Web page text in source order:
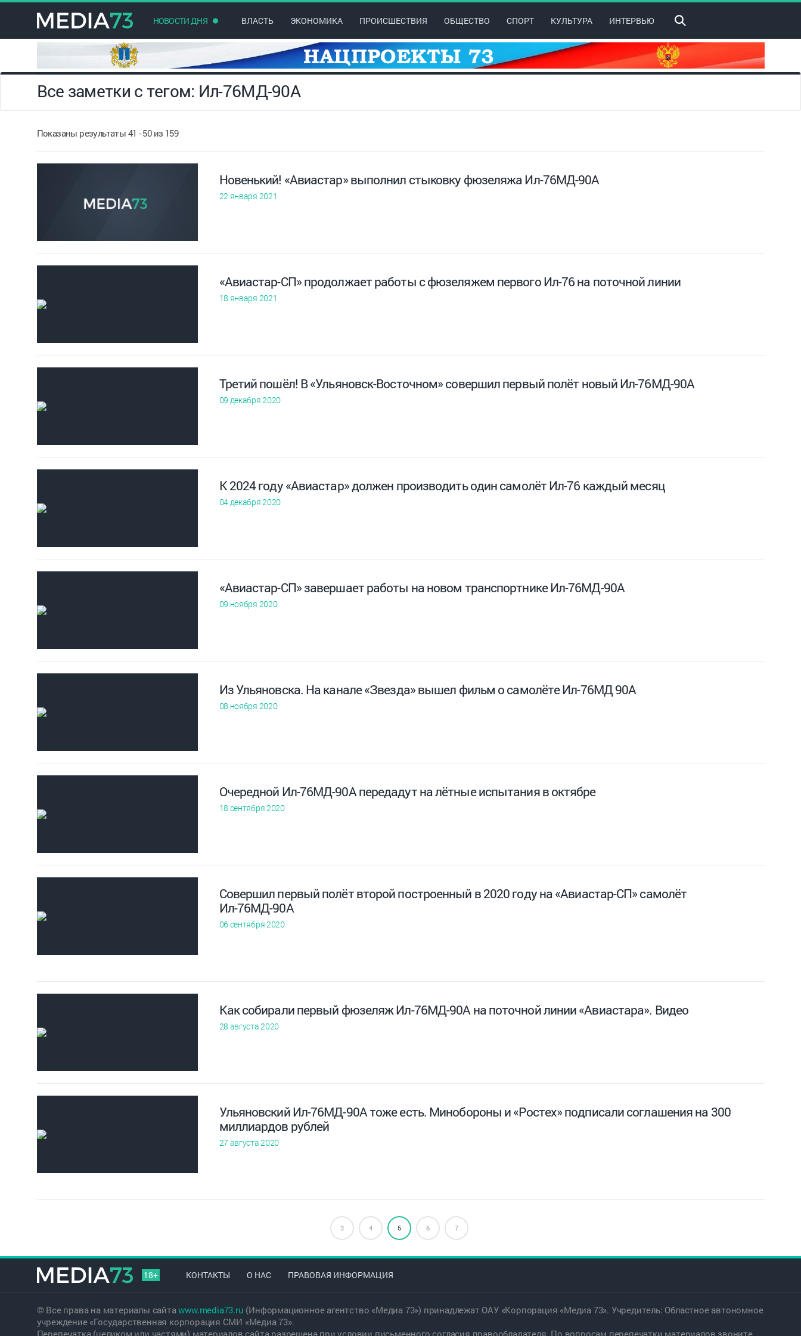
НОВОСТИ ДНЯ ВЛАСТЬ ЭКОНОМИКА ПРОИСШЕСТВИЯ ОБЩЕСТВО СПОРТ КУЛЬТУРА ИНТЕРВЬЮ
Все заметки с тегом: Ил-76МД-90А
Показаны результаты 41 - 50 из 159
Новенький! «Авиастар» выполнил стыковку фюзеляжа Ил-76МД-90А
22 января 2021
«Авиастар-СП» продолжает работы с фюзеляжем первого Ил-76 на поточной линии
18 января 2021
Третий пошёл! В «Ульяновск-Восточном» совершил первый полёт новый Ил-76МД-90А
09 декабря 2020
К 2024 году «Авиастар» должен производить один самолёт Ил-76 каждый месяц
04 декабря 2020
«Авиастар-СП» завершает работы на новом транспортнике Ил-76МД-90А
09 ноября 2020
Из Ульяновска. На канале «Звезда» вышел фильм о самолёте Ил-76МД 90А
08 ноября 2020
Очередной Ил-76МД-90А передадут на лётные испытания в октябре
18 сентября 2020
Совершил первый полёт второй построенный в 2020 году на «Авиастар-СП» самолёт
Ил-76МД-90А
06 сентября 2020
Как собирали первый фюзеляж Ил-76МД-90А на поточной линии «Авиастара». Видео
28 августа 2020
Ульяновский Ил-76МД-90А тоже есть. Минобороны и «Ростех» подписали соглашения на 300
миллиардов рублей
27 августа 2020
3 4 5 6 7
18+ КОНТАКТЫ О НАС ПРАВОВАЯ ИНФОРМАЦИЯ
© Все права на материалы сайтаwww.media73.ru (Информационное агентство «Медиа 73») принадлежат ОАУ «Корпорация «Медиа 73». Учредитель: Областное автономное
учреждение «Государственная корпорация СМИ «Медиа 73».
Перепечатка (целиком или частями) материалов сайта разрешена при условии письменного согласия правообладателя. По вопросам перепечатки материалов звоните